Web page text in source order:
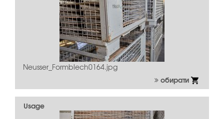
Neusser_Formblech0164.jpg
обирати
Usage